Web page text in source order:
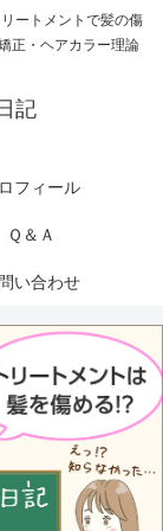
ートメントで髪の傷
正・ヘアカラー理論
記
フィール
Ｑ＆Ａ
い合わせ